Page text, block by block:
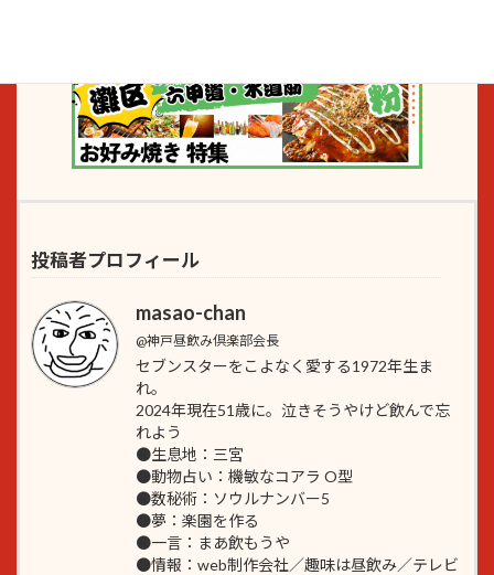
投稿者プロフィール
masao-chan
@神戸昼飲み倶楽部会長
セブンスターをこよなく愛する1972年生ま
れ。
2024年現在51歳に。泣きそうやけど飲んで忘
れよう
●生息地：三宮
●動物占い：機敏なコアラ O型
●数秘術：ソウルナンバー5
●夢：楽園を作る
●一言：まあ飲もうや
●情報：web制作会社／趣味は昼飲み／テレビ